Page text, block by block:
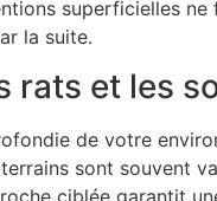
superficielles
la suite.
rats et les
de votre
sont souvent